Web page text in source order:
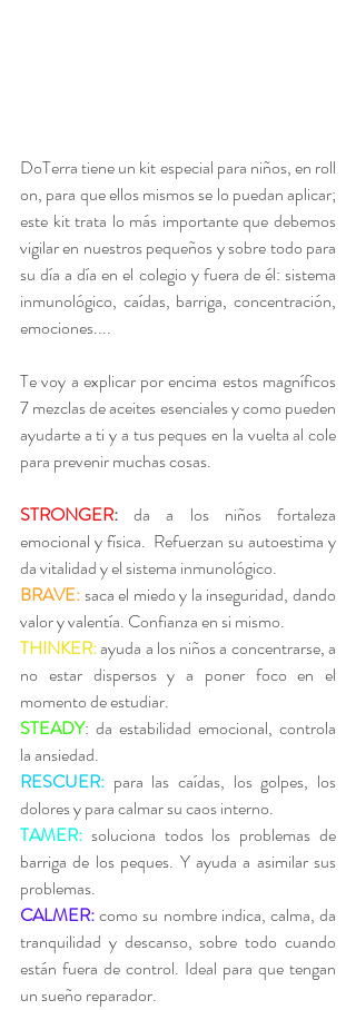
DoTerra tiene un kit especial para niños, en roll
on, para que ellos mismos se lo puedan aplicar;
este kit trata lo más importante que debemos
vigilar en nuestros pequeños y sobre todo para
su día a día en el colegio y fuera de él: sistema
inmunológico, caídas, barriga, concentración,
emociones....
Te voy a explicar por encima estos magníficos
7 mezclas de aceites esenciales y como pueden
ayudarte a ti y a tus peques en la vuelta al cole
para prevenir muchas cosas.
STRONGER: da a los niños fortaleza
emocional y física.  Refuerzan su autoestima y
da vitalidad y el sistema inmunológico.
BRAVE:saca el miedo y la inseguridad, dando
valor y valentía. Confianza en si mismo.
THINKER: ayuda a los niños a concentrarse, a
no estar dispersos y a poner foco en el
momento de estudiar.
STEADY: da estabilidad emocional, controla
la ansiedad.
RESCUER: para las caídas, los golpes, los
dolores y para calmar su caos interno.
TAMER: soluciona todos los problemas de
barriga de los peques. Y ayuda a asimilar sus
problemas.
CALMER: como su nombre indica, calma, da
tranquilidad y descanso, sobre todo cuando
están fuera de control. Ideal para que tengan
un sueño reparador.